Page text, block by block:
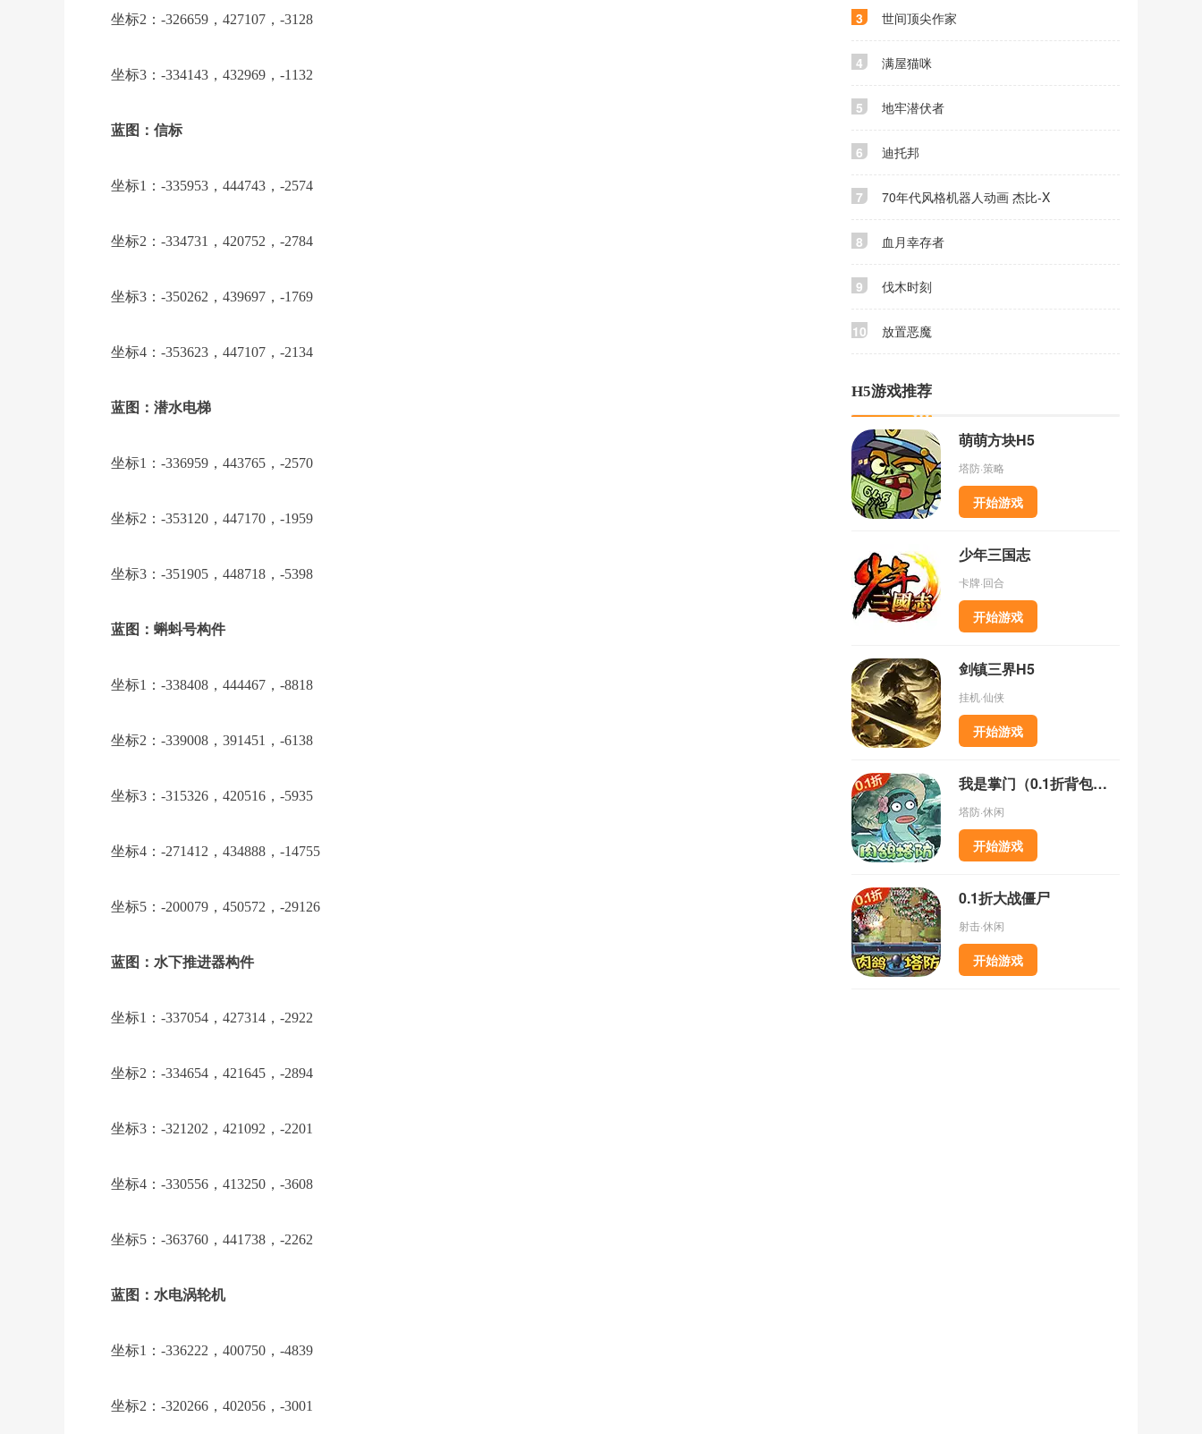
坐标2：-326659，427107，-3128
坐标3：-334143，432969，-1132
蓝图：信标
坐标1：-335953，444743，-2574
坐标2：-334731，420752，-2784
坐标3：-350262，439697，-1769
坐标4：-353623，447107，-2134
蓝图：潜水电梯
坐标1：-336959，443765，-2570
坐标2：-353120，447170，-1959
坐标3：-351905，448718，-5398
蓝图：蝌蚪号构件
坐标1：-338408，444467，-8818
坐标2：-339008，391451，-6138
坐标3：-315326，420516，-5935
坐标4：-271412，434888，-14755
坐标5：-200079，450572，-29126
蓝图：水下推进器构件
坐标1：-337054，427314，-2922
坐标2：-334654，421645，-2894
坐标3：-321202，421092，-2201
坐标4：-330556，413250，-3608
坐标5：-363760，441738，-2262
蓝图：水电涡轮机
坐标1：-336222，400750，-4839
坐标2：-320266，402056，-3001
3 世间顶尖作家
4 满屋猫咪
5 地牢潜伏者
6 迪托邦
7 70年代风格机器人动画 杰比-X
8 血月幸存者
9 伐木时刻
10 放置恶魔
H5游戏推荐
萌萌方块H5
塔防·策略
开始游戏
少年三国志
卡牌·回合
开始游戏
剑镇三界H5
挂机·仙侠
开始游戏
我是掌门（0.1折背包乱斗）
塔防·休闲
开始游戏
0.1折大战僵尸
射击·休闲
开始游戏